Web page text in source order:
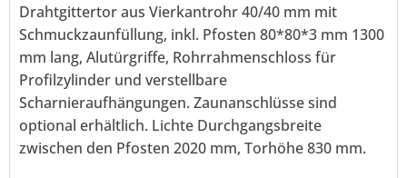
Ich habe dieDatenschutzerklärunggelesen,
Drahtgittertor aus Vierkantrohr 40/40 mm mit
Schmuckzaunfüllung, inkl. Pfosten 80*80*3 mm 1300
mm lang, Alutürgriffe, Rohrrahmenschloss für
Profilzylinder und verstellbare
Scharnieraufhängungen. Zaunanschlüsse sind
optional erhältlich. Lichte Durchgangsbreite
zwischen den Pfosten 2020 mm, Torhöhe 830 mm.